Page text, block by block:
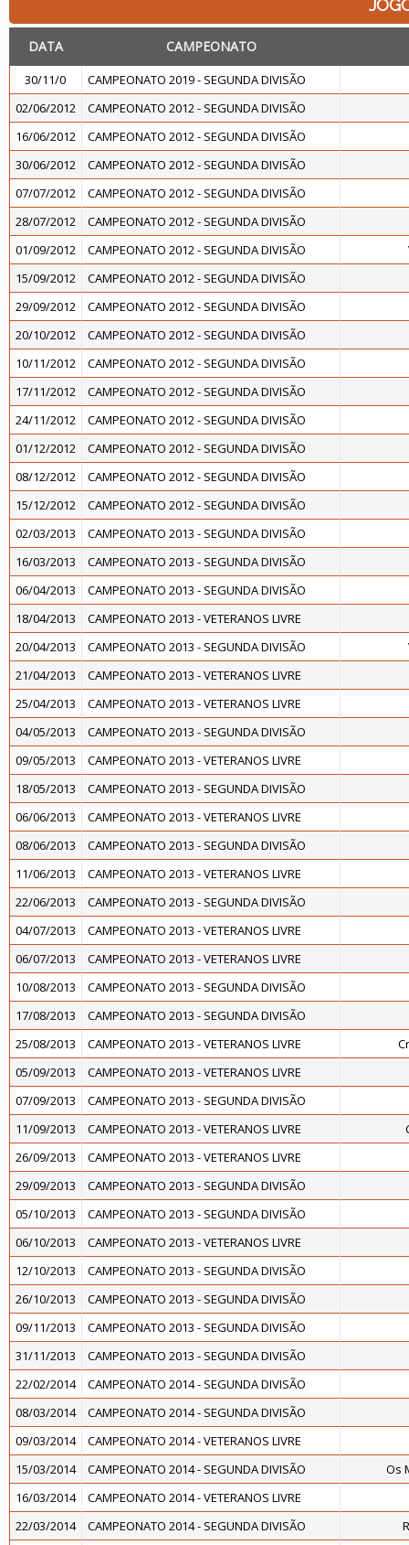
DATA CAMPEONATO
30/11/0
CAMPEONATO 2019 - SEGUNDA DIVISÃO
02/06/2012
CAMPEONATO 2012 - SEGUNDA DIVISÃO
16/06/2012
CAMPEONATO 2012 - SEGUNDA DIVISÃO
30/06/2012
CAMPEONATO 2012 - SEGUNDA DIVISÃO
07/07/2012
CAMPEONATO 2012 - SEGUNDA DIVISÃO
28/07/2012
CAMPEONATO 2012 - SEGUNDA DIVISÃO
01/09/2012
CAMPEONATO 2012 - SEGUNDA DIVISÃO
15/09/2012
CAMPEONATO 2012 - SEGUNDA DIVISÃO
29/09/2012
CAMPEONATO 2012 - SEGUNDA DIVISÃO
20/10/2012
CAMPEONATO 2012 - SEGUNDA DIVISÃO
10/11/2012
CAMPEONATO 2012 - SEGUNDA DIVISÃO
17/11/2012
CAMPEONATO 2012 - SEGUNDA DIVISÃO
24/11/2012
CAMPEONATO 2012 - SEGUNDA DIVISÃO
01/12/2012
CAMPEONATO 2012 - SEGUNDA DIVISÃO
08/12/2012
CAMPEONATO 2012 - SEGUNDA DIVISÃO
15/12/2012
CAMPEONATO 2012 - SEGUNDA DIVISÃO
02/03/2013
CAMPEONATO 2013 - SEGUNDA DIVISÃO
16/03/2013
CAMPEONATO 2013 - SEGUNDA DIVISÃO
06/04/2013
CAMPEONATO 2013 - SEGUNDA DIVISÃO
18/04/2013
CAMPEONATO 2013 - VETERANOS LIVRE
20/04/2013
CAMPEONATO 2013 - SEGUNDA DIVISÃO
21/04/2013
CAMPEONATO 2013 - VETERANOS LIVRE
25/04/2013
CAMPEONATO 2013 - VETERANOS LIVRE
04/05/2013
CAMPEONATO 2013 - SEGUNDA DIVISÃO
09/05/2013
CAMPEONATO 2013 - VETERANOS LIVRE
18/05/2013
CAMPEONATO 2013 - SEGUNDA DIVISÃO
06/06/2013
CAMPEONATO 2013 - VETERANOS LIVRE
08/06/2013
CAMPEONATO 2013 - SEGUNDA DIVISÃO
11/06/2013
CAMPEONATO 2013 - VETERANOS LIVRE
22/06/2013
CAMPEONATO 2013 - SEGUNDA DIVISÃO
04/07/2013
CAMPEONATO 2013 - VETERANOS LIVRE
06/07/2013
CAMPEONATO 2013 - VETERANOS LIVRE
10/08/2013
CAMPEONATO 2013 - SEGUNDA DIVISÃO
17/08/2013
CAMPEONATO 2013 - SEGUNDA DIVISÃO
25/08/2013
CAMPEONATO 2013 - VETERANOS LIVRE
05/09/2013
CAMPEONATO 2013 - VETERANOS LIVRE
07/09/2013
CAMPEONATO 2013 - SEGUNDA DIVISÃO
11/09/2013
CAMPEONATO 2013 - VETERANOS LIVRE
26/09/2013
CAMPEONATO 2013 - VETERANOS LIVRE
29/09/2013
CAMPEONATO 2013 - SEGUNDA DIVISÃO
05/10/2013
CAMPEONATO 2013 - SEGUNDA DIVISÃO
06/10/2013
CAMPEONATO 2013 - VETERANOS LIVRE
12/10/2013
CAMPEONATO 2013 - SEGUNDA DIVISÃO
26/10/2013
CAMPEONATO 2013 - SEGUNDA DIVISÃO
09/11/2013
CAMPEONATO 2013 - SEGUNDA DIVISÃO
31/11/2013
CAMPEONATO 2013 - SEGUNDA DIVISÃO
22/02/2014
CAMPEONATO 2014 - SEGUNDA DIVISÃO
08/03/2014
CAMPEONATO 2014 - SEGUNDA DIVISÃO
09/03/2014
CAMPEONATO 2014 - VETERANOS LIVRE
15/03/2014
CAMPEONATO 2014 - SEGUNDA DIVISÃO
Os
16/03/2014
CAMPEONATO 2014 - VETERANOS LIVRE
22/03/2014
CAMPEONATO 2014 - SEGUNDA DIVISÃO